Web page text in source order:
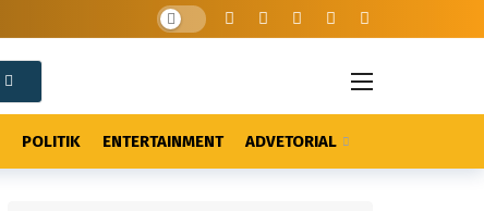
POLITIK ENTERTAINMENT ADVETORIAL